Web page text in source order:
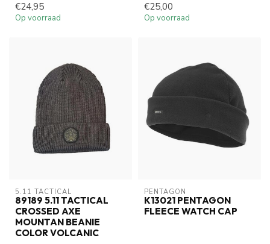
€24,95
Op voorraad
€25,00
Op voorraad
5.11 TACTICAL
89189 5.11 TACTICAL
CROSSED AXE
MOUNTAN BEANIE
COLOR VOLCANIC
PENTAGON
K13021 PENTAGON
FLEECE WATCH CAP